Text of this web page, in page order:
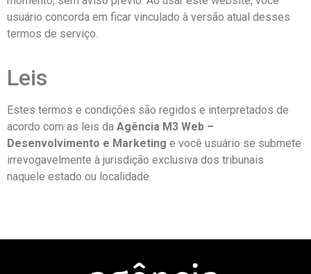
usuário concorda em ficar vinculado à versão atual desses
termos de serviço.
Leis
Estes termos e condições são regidos e interpretados de
acordo com as leis da Agência M3 Web –
Desenvolvimento e Marketing e você usuário se submete
irrevogavelmente à jurisdição exclusiva dos tribunais
naquele estado ou localidade.